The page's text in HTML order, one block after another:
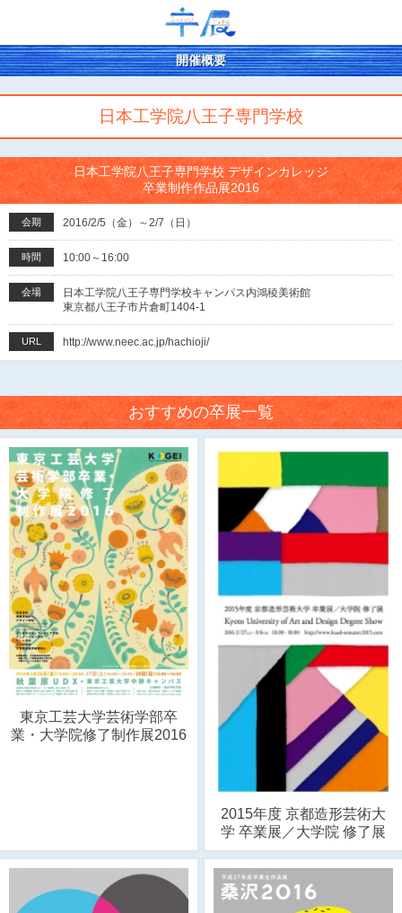
開催概要
日本工学院八王子専門学校
日本工学院八王子専門学校 デザインカレッジ
卒業制作作品展2016
会期 2016/2/5（金）～2/7（日）
時間 10:00～16:00
会場
日本工学院八王子専門学校キャンパス内鴻稜美術館
東京都八王子市片倉町1404-1
URL http://www.neec.ac.jp/hachioji/
おすすめの卒展一覧
東京工芸大学芸術学部卒
業・大学院修了制作展2016
2015年度 京都造形芸術大
学 卒業展／大学院 修了展